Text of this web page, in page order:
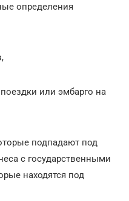
определения
или эмбарго на
подпадают под
с государственными
находятся под